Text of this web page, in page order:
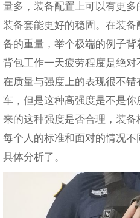
量多，装备配置上可以有更
装备套能更好的稳固。在装
备的重量，举个极端的例子
背包工作一天疲劳程度是绝
在质量与强度上的表现很不
车，但是这种高强度是不是
来的这种强度是否合理，装备
每个人的标准和面对的情况
具体分析了。